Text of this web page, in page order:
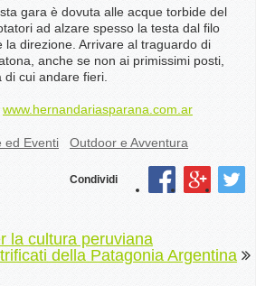
gara è dovuta alle acque torbide del
ad alzare spesso la testa dal filo
direzione. Arrivare al traguardo di
anche se non ai primissimi posti,
cui andare fieri.
www.hernandariasparana.com.ar
ed Eventi Outdoor e Avventura
Condividi
la cultura peruviana
della Patagonia Argentina